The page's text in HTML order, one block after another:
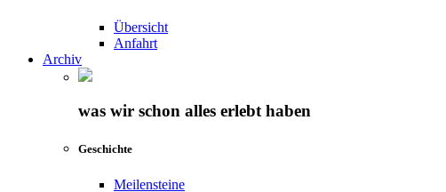
Übersicht
Anfahrt
Archiv
was wir schon alles erlebt haben
Geschichte
Meilensteine